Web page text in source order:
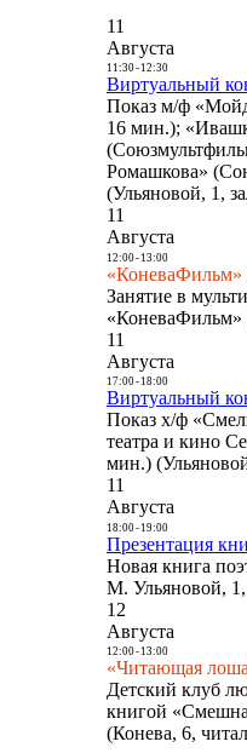
11
Августа
11:30- 12:30
Виртуальный
Показ м/ф
16 мин.);
Ромашкова»
(Ульяновой, 1,
11
Августа
12:00- 13:00
«КоневаФильм»
Занятие в
«КоневаФильм»
11
Августа
17:00- 18:00
Виртуальный
Показ х/ф
театра и кино
мин.)
11
Августа
18:00- 19:00
Презентация
Новая книга
М. Ульяновой,
12
Августа
12:00- 13:00
«Читающая
Детский клуб
книгой
(Конева, 6,